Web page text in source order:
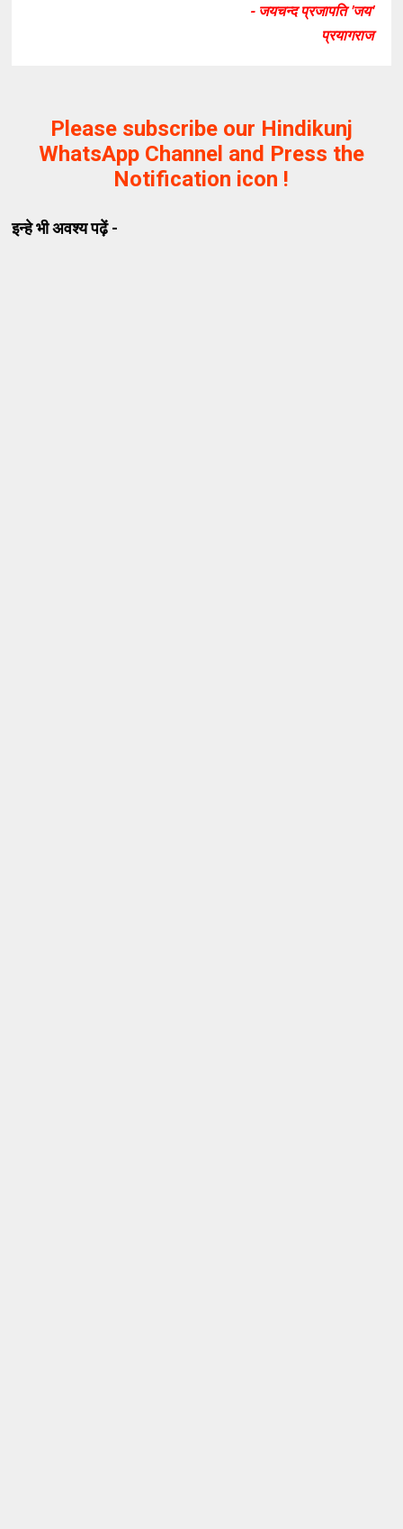
- जयचन्द प्रजापति 'जय'
प्रयागराज
Please subscribe our Hindikunj
WhatsApp Channel and Press the
Notification icon !
इन्हे भी अवश्य पढ़ें -